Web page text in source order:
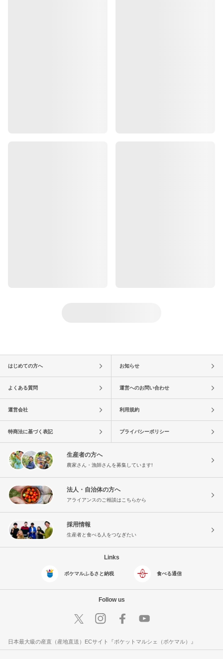
はじめての方へ お知らせ
よくある質問 運営へのお問い合わせ
運営会社 利用規約
特商法に基づく表記 プライバシーポリシー
生産者の方へ
農家さん・漁師さんを募集しています!
法人・自治体の方へ
アライアンスのご相談はこちらから
採用情報
生産者と食べる人をつなぎたい
Links
ポケマルふるさと納税 食べる通信
Follow us
日本最大級の産直（産地直送）ECサイト『ポケットマルシェ（ポケマル）』